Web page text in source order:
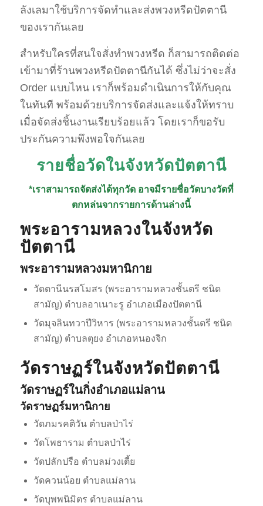
ลังเลมาใช้บริการจัดทำและส่งพวงหรีดปัตตานี
ของเรากันเลย
สำหรับใครที่สนใจสั่งทำพวงหรีด ก็สามารถติดต่อ
เข้ามาที่ร้านพวงหรีดปัตตานีกันได้ ซึ่งไม่ว่าจะสั่ง
Order แบบไหน เราก็พร้อมดำเนินการให้กับคุณ
ในทันที พร้อมด้วยบริการจัดส่งและแจ้งให้ทราบ
เมื่อจัดส่งชิ้นงานเรียบร้อยแล้ว โดยเราก็ขอรับ
ประกันความพึงพอใจกันเลย
รายชื่อวัดในจังหวัดปัตตานี
*เราสามารถจัดส่งได้ทุกวัด อาจมีรายชื่อวัดบางวัดที่
ตกหล่นจากรายการด้านล่างนี้
พระอารามหลวงในจังหวัด
ปัตตานี
พระอารามหลวงมหานิกาย
วัดตานีนรสโมสร (พระอารามหลวงชั้นตรี ชนิด
สามัญ) ตำบลอาเนาะรู อำเภอเมืองปัตตานี
วัดมุจลินทวาปีวิหาร (พระอารามหลวงชั้นตรี ชนิด
สามัญ) ตำบลตุยง อำเภอหนองจิก
วัดราษฏร์ในจังหวัดปัตตานี
วัดราษฏร์ในกิ่งอำเภอแม่ลาน
วัดราษฏร์มหานิกาย
วัดภมรคติวัน ตำบลป่าไร่
วัดโพธาราม ตำบลป่าไร่
วัดปลักปรือ ตำบลม่วงเตี้ย
วัดควนน้อย ตำบลแม่ลาน
วัดบุพพนิมิตร ตำบลแม่ลาน